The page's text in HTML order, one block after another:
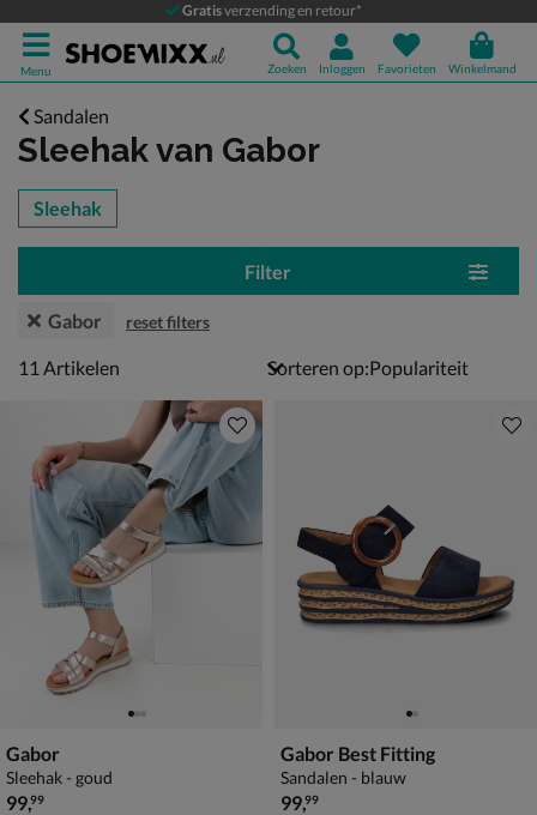
Gratisverzending en retour*
Menu Zoeken Inloggen Favorieten Winkelmand
Sandalen
Sleehakvan Gabor
over
Sleehak
Filter
Gabor reset filters
11 artikelen
11 Artikelen Sorteren op:
Gabor
Sleehak - goud
€ 99,99
99,99
Gabor Best Fitting
Sandalen - blauw
€ 99,99
99,99